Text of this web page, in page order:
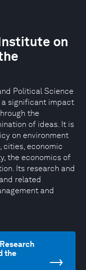
on
Political Science
significant impact
the
of ideas. It is
on environment
cities, economic
the economics of
Its research and
related
and
the